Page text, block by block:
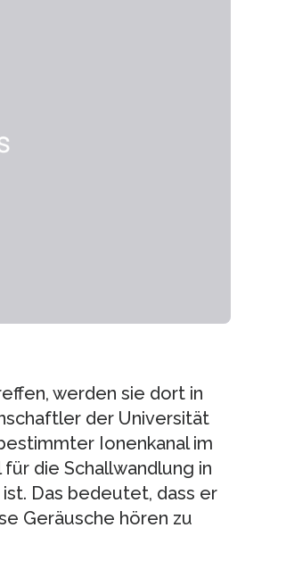
werden sie dort in
der Universität
Ionenkanal im
die Schallwandlung in
Das bedeutet, dass er
Geräusche hören zu